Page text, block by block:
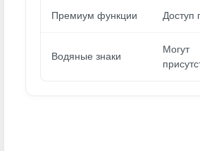
Премиум функции Доступ
Водяные знаки
Могут